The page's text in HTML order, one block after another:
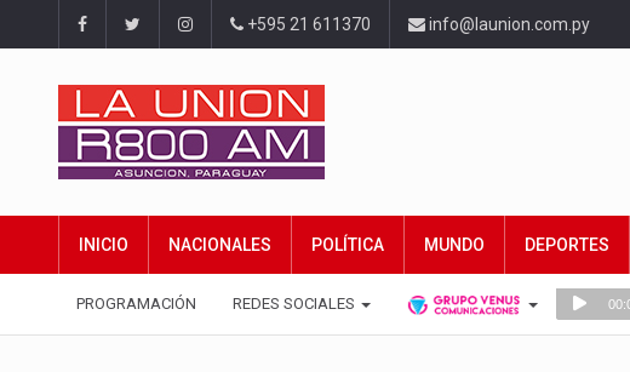
+595 21 611370 info@launion.com.py
INICIO NACIONALES POLÍTICA MUNDO DEPORTES
PROGRAMACIÓN REDES SOCIALES